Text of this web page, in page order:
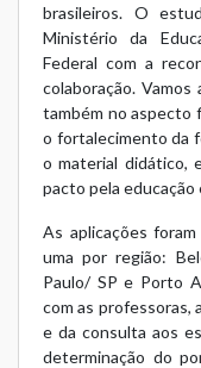
brasileiros. O
Ministério da
Federal com a
colaboração.
também no aspecto
o fortalecimento da
o material didático,
pacto pela educação
As aplicações
uma por região:
Paulo/ SP e Porto
com as professoras,
e da consulta aos
determinação do